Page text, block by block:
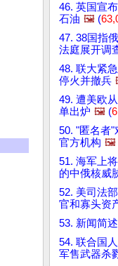
46. 英国宣
石油 🖼️ (
47. 38国指
法庭展开调
48. 联大紧
停火并撤兵
49. 遭美欧
单出炉 🖼️ (
50. "匿名者
官方机构 🖼️
51. 海军上
的中俄核威
52. 美司法
官和寡头资
53. 新闻简述
54. 联合国
军售武器杀